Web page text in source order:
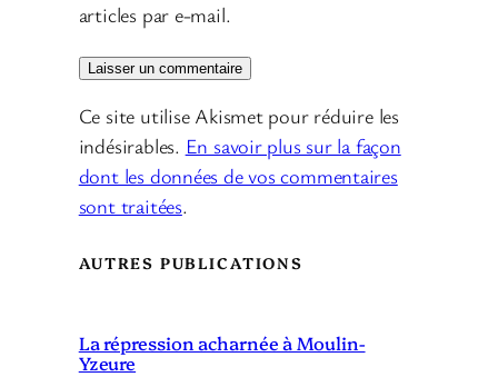
articles par e-mail.
Ce site utilise Akismet pour réduire les
indésirables. En savoir plus sur la façon
dont les données de vos commentaires
sont traitées.
AUTRES PUBLICATIONS
La répression acharnée à Moulin-
Yzeure